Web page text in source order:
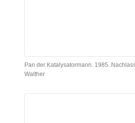
Pan der Katalysatormann. 1985.
Walther